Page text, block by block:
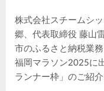
株式会社スチームシ
郷、代表取締役 藤山
市のふるさと納税業
福岡マラソン2025に
ランナー枠」のご紹介